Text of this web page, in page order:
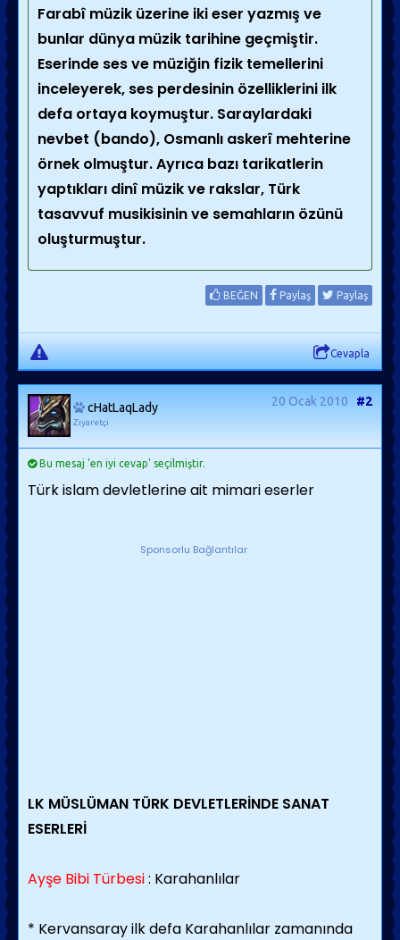
Farabî müzik üzerine iki eser yazmış ve
bunlar dünya müzik tarihine geçmiştir.
Eserinde ses ve müziğin fizik temellerini
inceleyerek, ses perdesinin özelliklerini ilk
defa ortaya koymuştur. Saraylardaki
nevbet (bando), Osmanlı askerî mehterine
örnek olmuştur. Ayrıca bazı tarikatlerin
yaptıkları dinî müzik ve rakslar, Türk
tasavvuf musikisinin ve semahların özünü
oluşturmuştur.
BEĞEN Paylaş Paylaş
Cevapla
cHatLaqLady
Ziyaretçi
20 Ocak 2010 #2
Bu mesaj 'en iyi cevap' seçilmiştir.
Türk islam devletlerine ait mimari eserler
Sponsorlu Bağlantılar
LK MÜSLÜMAN TÜRK DEVLETLERİNDE SANAT
ESERLERİ
Ayşe Bibi Türbesi: Karahanlılar
* Kervansaray ilk defa Karahanlılar zamanında